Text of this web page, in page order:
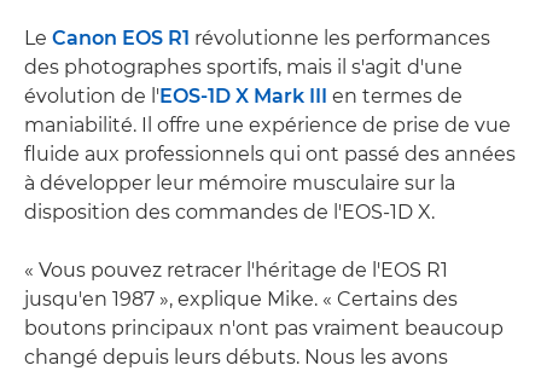
Le Canon EOS R1 révolutionne les performances
des photographes sportifs, mais il s'agit d'une
évolution de l'EOS-1D X Mark III en termes de
maniabilité. Il offre une expérience de prise de vue
fluide aux professionnels qui ont passé des années
à développer leur mémoire musculaire sur la
disposition des commandes de l'EOS-1D X.
« Vous pouvez retracer l'héritage de l'EOS R1
jusqu'en 1987 », explique Mike. « Certains des
boutons principaux n'ont pas vraiment beaucoup
changé depuis leurs débuts. Nous les avons